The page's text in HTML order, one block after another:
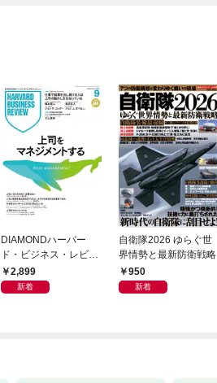
DIAMONDハーバー
ド・ビジネス・レビュ
ー 2026年9月号 特集
「上司をマネジメント
2,899
新着
自衛隊2026 ゆらぐ世
界情勢と最新防衛戦略
950
新着